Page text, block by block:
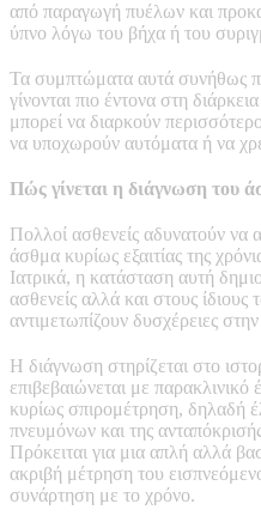
από παραγωγή πυέλων και
ύπνο λόγω του βήχα ή του
Τα συμπτώματα αυτά συνήθως
γίνονται πιο έντονα στη
μπορεί να διαρκούν
να υποχωρούν αυτόματα ή να
Πώς γίνεται η διάγνωση του
Πολλοί ασθενείς αδυνατούν να
άσθμα κυρίως εξαιτίας της
Ιατρικά, η κατάσταση αυτή
ασθενείς αλλά και στους ίδιους
αντιμετωπίζουν δυσχέρειες
Η διάγνωση στηρίζεται στο
επιβεβαιώνεται με παρακλινικό
κυρίως σπιρομέτρηση, δηλαδή
πνευμόνων και της
Πρόκειται για μια απλή αλλά
ακριβή μέτρηση του
συνάρτηση με το χρόνο.